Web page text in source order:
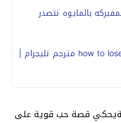
بالمايوه تتصدر
شاهد فيلم how to lose a guy in 10 days مترجم تليجرام |
قصة حب قوية على